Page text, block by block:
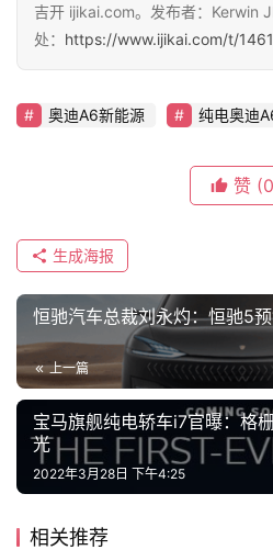
开
l
k
吉开 ijikai.com。发布者：Kerwin
处： https://www.ijikai.com/t/1461
奥迪A6新能源 纯电奥迪
赞
生成海报
恒驰汽车总裁刘永灼：恒驰5
上一篇
宝马旗舰纯电轿车i7官曝：格
光
2022年3月28日 下午4:25
相关推荐